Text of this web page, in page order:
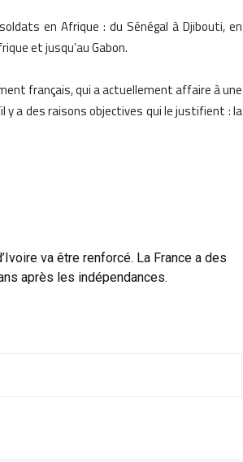
en Afrique : du Sénégal à Djibouti, en
et jusqu’au Gabon.
français, qui a actuellement affaire à une
y a des raisons objectives qui le justifient : la
va être renforcé. La France a des
après les indépendances.